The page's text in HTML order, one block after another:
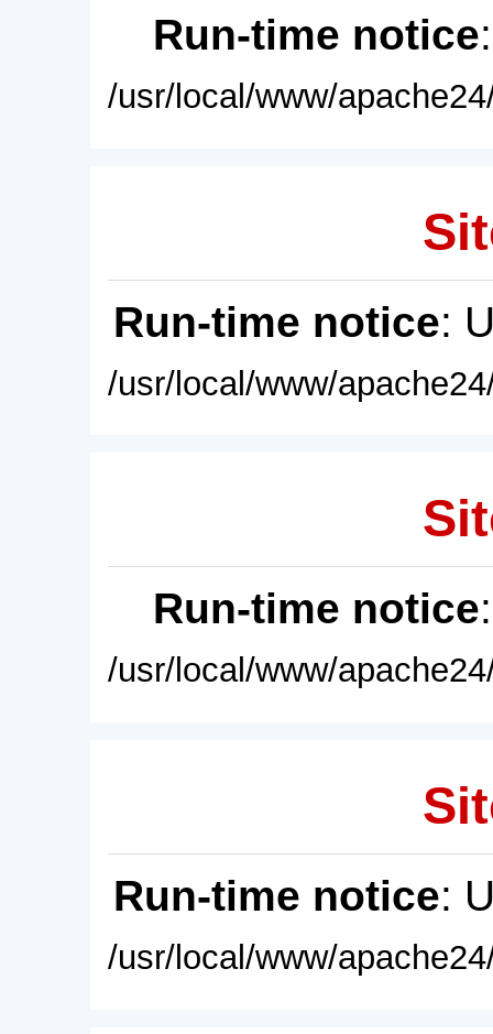
Run-time notice
/usr/local/www/
Run-time notice:
/usr/local/www/
Run-time notice
/usr/local/www/
Run-time notice:
/usr/local/www/